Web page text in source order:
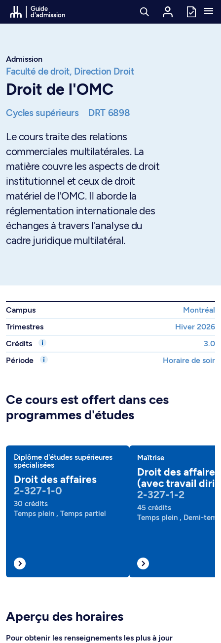
Passer au contenu
Guide
d'admission
Admission
Faculté de droit, Direction Droit
Droit de l'OMC
Cycles supérieurs DRT 6898
Le cours traite des relations
commerciales multilatérales. La
matière couvre les aspects de droit
institutionnel et ceux de droit
matériel de l'OMC. Il aborde la
réglementation internationale des
échanges à travers l'analyse du
cadre juridique multilatéral.
Campus
Montréal
Trimestres
Hiver 2026
Crédits
3.0
Période
Horaire de soir
Ce cours est offert dans ces
programmes d'études
Diplôme d'études supérieures
spécialisées
Droit des affaires
2-327-1-0
30 crédits
Temps plein , Temps partiel
Maîtrise
Droit des affaires
(avec travail
2-327-1-2
45 crédits
Temps plein , Demi-
Aperçu des horaires
Pour obtenir les renseignements les plus à jour